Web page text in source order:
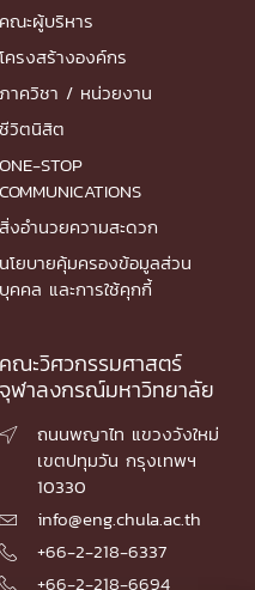
คณะผู้บริหาร
โครงสร้างองค์กร
ภาควิชา / หน่วยงาน
ชีวิตนิสิต
ONE-STOP
COMMUNICATIONS
สิ่งอำนวยความสะดวก
นโยบายคุ้มครองข้อมูลส่วน
บุคคล และการใช้คุกกี้
คณะวิศวกรรมศาสตร์
จุฬาลงกรณ์มหาวิทยาลัย

ถนนพญาไท แขวงวังใหม่
เขตปทุมวัน กรุงเทพฯ
10330
 info@eng.chula.ac.th
 +66-2-218-6337
 +66-2-218-6694